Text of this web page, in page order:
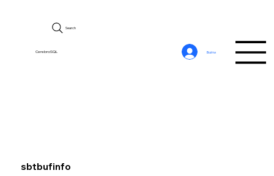
CerebroSQL
Search
Войти
sbtbufinfo